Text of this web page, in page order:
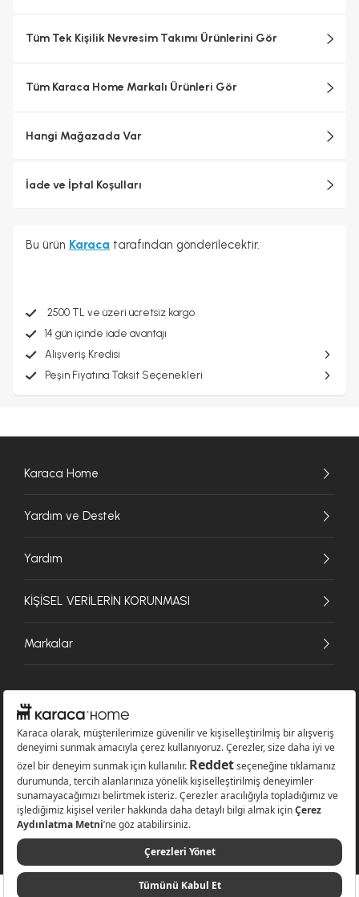
Tüm Tek Kişilik Nevresim Takımı Ürünlerini Gör
Tüm Karaca Home Markalı Ürünleri Gör
Hangi Mağazada Var
İade ve İptal Koşulları
Bu ürün Karaca tarafından gönderilecektir.
2500 TL ve üzeri ücretsiz kargo
14 gün içinde iade avantajı
Alışveriş Kredisi
Peşin Fiyatına Taksit Seçenekleri
Karaca Home
Yardım ve Destek
Yardım
KİŞİSEL VERİLERİN KORUNMASI
Markalar
© 2026 Karaca Home Collection Tekstil Sanayi ve Ticaret A.Ş. - Tüm hakları
saklıdır.